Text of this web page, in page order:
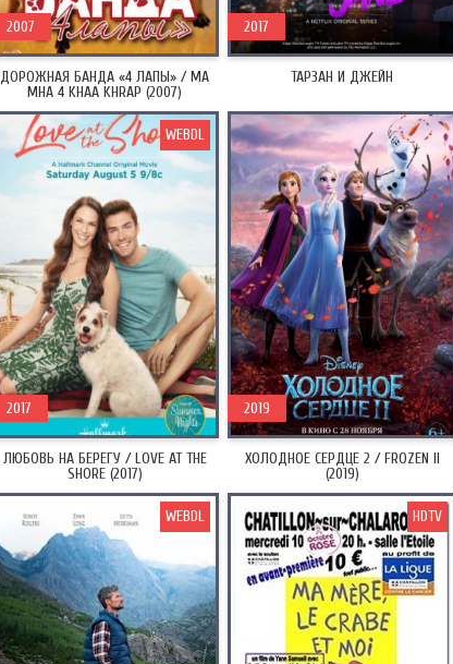
ДОРОЖНАЯ БАНДА «4 ЛАПЫ» / MA
MHA 4 KHAA KHRAP (2007)
2007
ТАРЗАН И ДЖЕЙН
2017
ЛЮБОВЬ НА БЕРЕГУ / LOVE AT THE
SHORE (2017)
2017
WEBDL
ХОЛОДНОЕ СЕРДЦЕ 2 / FROZEN II
(2019)
2019
WEBDL HDTV